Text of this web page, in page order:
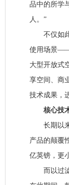
品中的所学
人。”
不仅如此
使用场景——
大型开放式
享空间、商
技术成果，
核心技术
长期以来
产品的颠覆
亿英镑，更
而以过滤